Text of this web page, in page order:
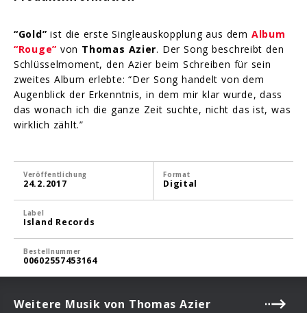
“Gold” ist die erste Singleauskopplung aus dem Album
“Rouge” von Thomas Azier. Der Song beschreibt den
Schlüsselmoment, den Azier beim Schreiben für sein
zweites Album erlebte: “Der Song handelt von dem
Augenblick der Erkenntnis, in dem mir klar wurde, dass
das wonach ich die ganze Zeit suchte, nicht das ist, was
wirklich zählt.”
Veröffentlichung
24.2.2017
Format
Digital
Label
Island Records
Bestellnummer
00602557453164
Weitere Musik von Thomas Azier